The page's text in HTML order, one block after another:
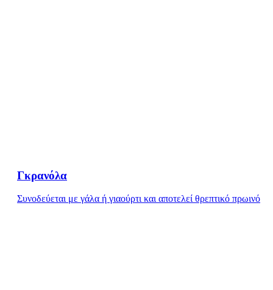
Γκρανόλα
Συνοδεύεται με γάλα ή γιαούρτι και αποτελεί θρεπτικό πρωινό